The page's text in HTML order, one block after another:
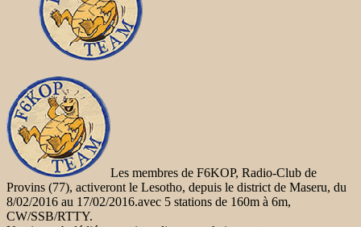
Les membres de F6KOP, Radio-Club de
Provins (77), activeront le Lesotho, depuis le district de Maseru, du
8/02/2016 au 17/02/2016.avec 5 stations de 160m à 6m,
CW/SSB/RTTY.